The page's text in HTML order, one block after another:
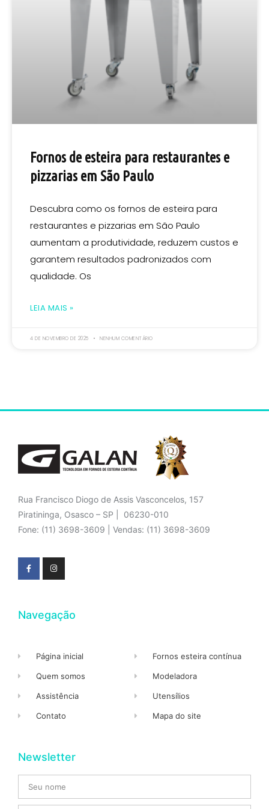
Fornos de esteira para restaurantes e
pizzarias em São Paulo
Descubra como os fornos de esteira para
restaurantes e pizzarias em São Paulo
aumentam a produtividade, reduzem custos e
garantem resultados padronizados com
qualidade. Os
LEIA MAIS »
4 DE NOVEMBRO DE 2025 NENHUM COMENTÁRIO
Rua Francisco Diogo de Assis Vasconcelos, 157
Piratininga, Osasco – SP | 06230-010
Fone: (11) 3698-3609 | Vendas: (11) 3698-3609
Navegação
Página inicial
Quem somos
Assistência
Contato
Fornos esteira contínua
Modeladora
Utensílios
Mapa do site
Newsletter